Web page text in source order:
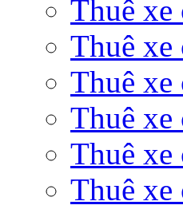
Thuê
Thuê
Thuê xe
Thuê
Thuê
Thuê xe